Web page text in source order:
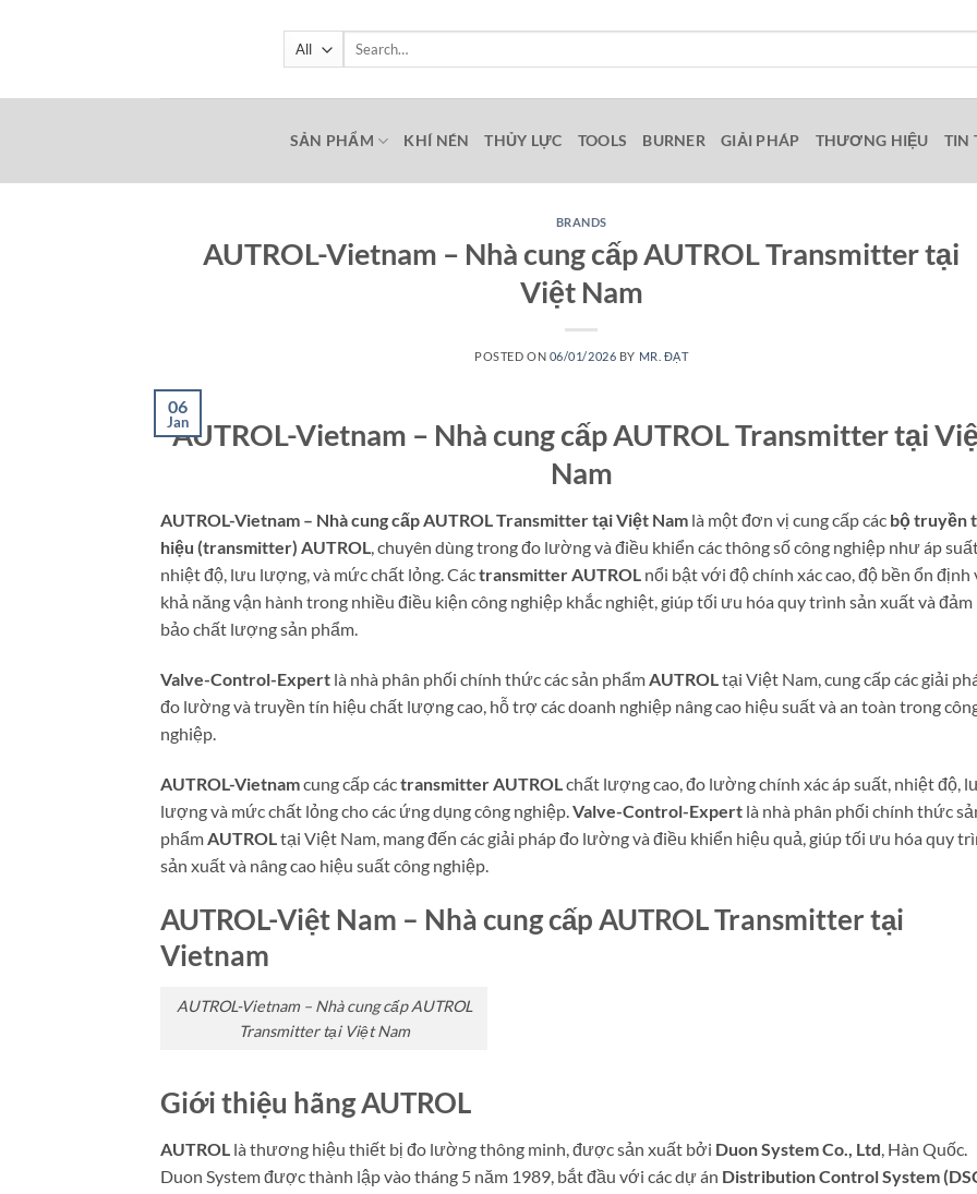
Search
SẢN PHẨM KHÍ NÉN THỦY LỰC TOOLS BURNER GIẢI PHÁP THƯƠNG HIỆU TIN
BRANDS
AUTROL-Vietnam – Nhà cung cấp AUTROL Transmitter tại
Việt Nam
POSTED ON 06/01/2026 BY MR. ĐẠT
06
Jan
AUTROL-Vietnam – Nhà cung cấp AUTROL Transmitter tại
Nam
AUTROL-Vietnam – Nhà cung cấp AUTROL Transmitter tại Việt Nam là một đơn vị cung cấp các bộ truyền
hiệu (transmitter) AUTROL, chuyên dùng trong đo lường và điều khiển các thông số công nghiệp như áp
nhiệt độ, lưu lượng, và mức chất lỏng. Cáctransmitter AUTROL nổi bật với độ chính xác cao, độ bền ổn định
khả năng vận hành trong nhiều điều kiện công nghiệp khắc nghiệt, giúp tối ưu hóa quy trình sản xuất và đảm
bảo chất lượng sản phẩm.
Valve-Control-Expert là nhà phân phối chính thức các sản phẩmAUTROLtại Việt Nam, cung cấp các giải
đo lường và truyền tín hiệu chất lượng cao, hỗ trợ các doanh nghiệp nâng cao hiệu suất và an toàn trong
nghiệp.
AUTROL-Vietnamcung cấp cáctransmitter AUTROL chất lượng cao, đo lường chính xác áp suất, nhiệt độ,
lượng và mức chất lỏng cho các ứng dụng công nghiệp. Valve-Control-Expert là nhà phân phối chính thức
phẩm AUTROL tại Việt Nam, mang đến các giải pháp đo lường và điều khiển hiệu quả, giúp tối ưu hóa quy
sản xuất và nâng cao hiệu suất công nghiệp.
AUTROL-Việt Nam – Nhà cung cấp AUTROL Transmitter tại
Vietnam
AUTROL-Vietnam – Nhà cung cấp AUTROL
Transmitter tại Việt Nam
Giới thiệu hãng AUTROL
AUTROL là thương hiệu thiết bị đo lường thông minh, được sản xuất bởi Duon System Co., Ltd , Hàn Quốc.
Duon System được thành lập vào tháng 5 năm 1989, bắt đầu với các dự án Distribution Control System